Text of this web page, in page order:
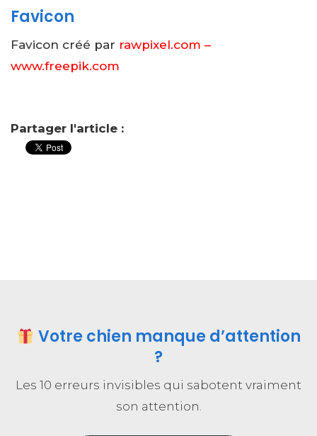
Favicon
Favicon créé par rawpixel.com –
www.freepik.com
Partager l'article :
Votre chien manque d’attention
?
Les 10 erreurs invisibles qui sabotent vraiment
son attention.